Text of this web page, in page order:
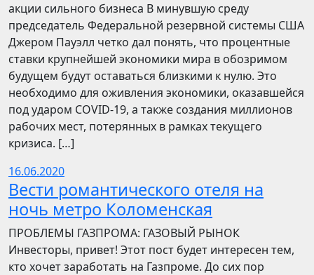
акции сильного бизнеса В минувшую среду
председатель Федеральной резервной системы США
Джером Пауэлл четко дал понять, что процентные
ставки крупнейшей экономики мира в обозримом
будущем будут оставаться близкими к нулю. Это
необходимо для оживления экономики, оказавшейся
под ударом COVID-19, а также создания миллионов
рабочих мест, потерянных в рамках текущего
кризиса. […]
16.06.2020
Вести романтического отеля на
ночь метро Коломенская
ПРОБЛЕМЫ ГАЗПРОМА: ГАЗОВЫЙ РЫНОК
Инвесторы, привет! Этот пост будет интересен тем,
кто хочет заработать на Газпроме. До сих пор